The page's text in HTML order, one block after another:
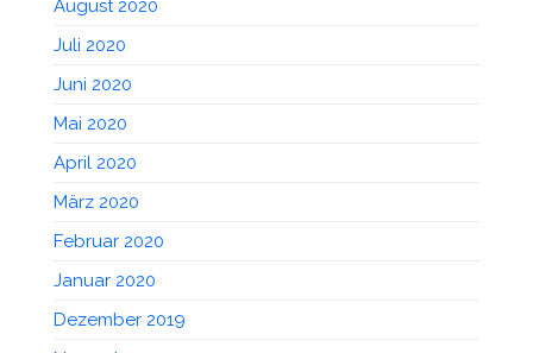
August 2020
Juli 2020
Juni 2020
Mai 2020
April 2020
März 2020
Februar 2020
Januar 2020
Dezember 2019